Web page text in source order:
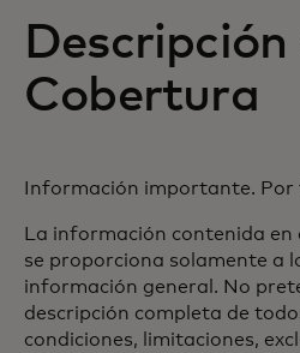
Descripción
Cobertura
Información importante. Por
La información contenida
se proporciona solamente a
información general. No
descripción completa de
condiciones, limitaciones,